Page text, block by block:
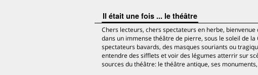
Il était une fois ... le théâtre
Chers lecteurs, chers spectateurs en herbe,
dans un immense théâtre de pierre, sous le soleil de
spectateurs bavards, des masques souriants ou
entendre des sifflets et voir des légumes atterrir sur
sources du théâtre: le théâtre antique, ses